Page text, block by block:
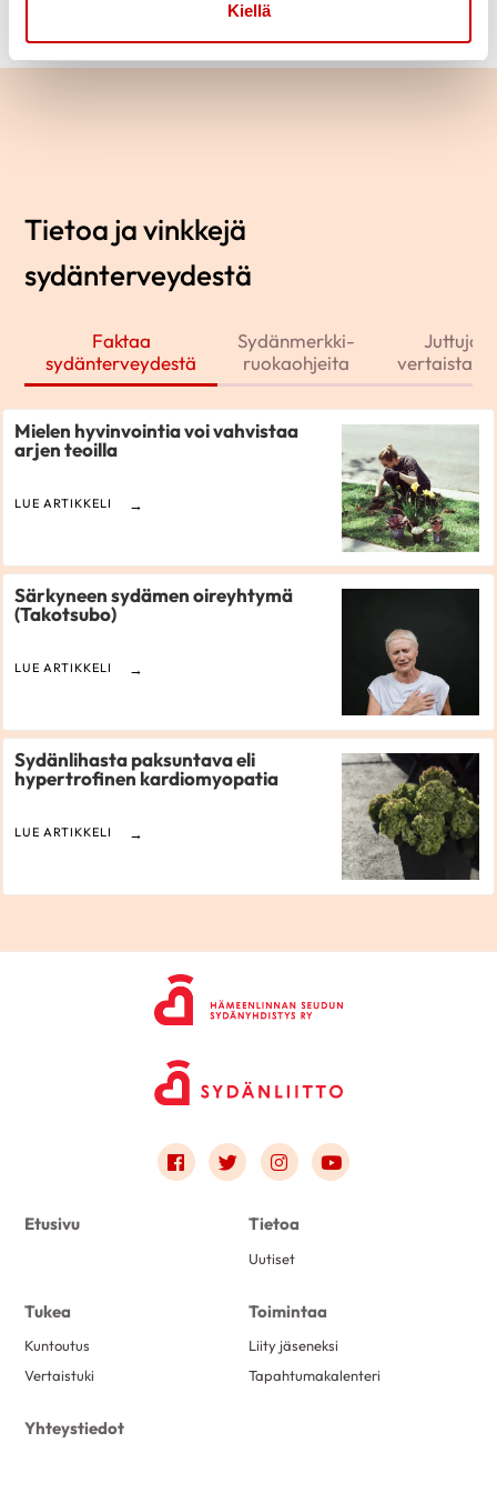
Kiellä
Tietoa ja vinkkejä
sydänterveydestä
Faktaa
sydänterveydestä
Sydänmerkki-
ruokaohjeita
Juttuja
Mielen hyvinvointia voi vahvistaa
arjen teoilla
LUE ARTIKKELI
Särkyneen sydämen oireyhtymä
(Takotsubo)
LUE ARTIKKELI
Sydänlihasta paksuntava eli
hypertrofinen kardiomyopatia
LUE ARTIKKELI
Link to facebook
Link to twitter
Link to instagram
Link to youtube
Etusivu Tietoa
Uutiset
Tukea
Kuntoutus
Vertaistuki
Toimintaa
Liity jäseneksi
Tapahtumakalenteri
Yhteystiedot